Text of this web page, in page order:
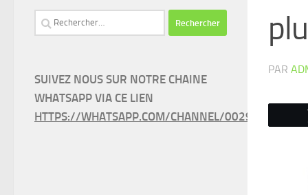
PAR
Rechercher :
SUIVEZ NOUS SUR NOTRE CHAINE
WHATSAPP VIA CE LIEN
HTTPS://WHATSAPP.COM/CHANNEL/